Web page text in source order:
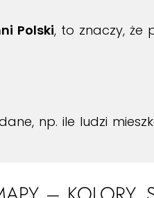
Polski, to znaczy, że
np. ile ludzi